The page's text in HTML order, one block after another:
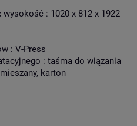
: 1020 x 812 x 1922
: V-Press
: taśma do wiązania
karton